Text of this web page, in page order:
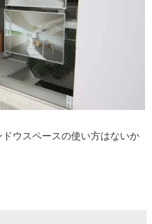
ウスペースの使い方はないか